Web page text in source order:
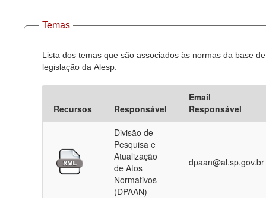
Temas
Lista dos temas que são associados às normas da base de
legislação da Alesp.
Recursos Responsável
Email
Responsável
Divisão de
Pesquisa e
Atualização
de Atos
Normativos
(DPAAN)
dpaan@al.sp.gov.br